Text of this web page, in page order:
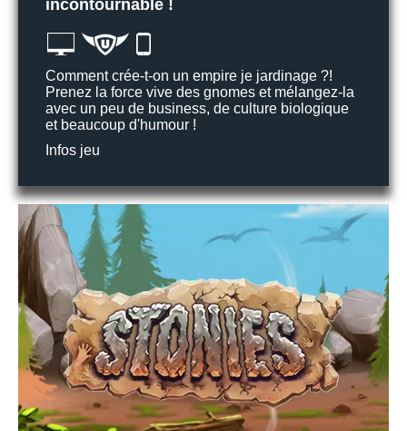
incontournable !
Comment crée-t-on un empire je jardinage ?!
Prenez la force vive des gnomes et mélangez-la
avec un peu de business, de culture biologique
et beaucoup d'humour !
Infos jeu